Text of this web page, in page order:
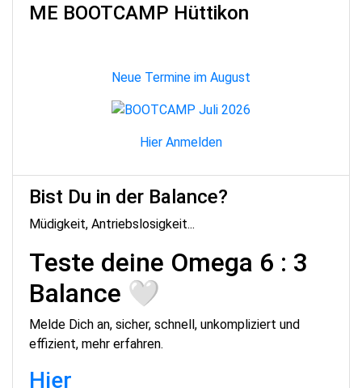
ME BOOTCAMP Hüttikon
Neue Termine im August
Hier Anmelden
Bist Du in der Balance?
Müdigkeit, Antriebslosigkeit...
Teste deine Omega 6 : 3
Balance 🤍
Melde Dich an, sicher, schnell, unkompliziert und
effizient, mehr erfahren.
Hier